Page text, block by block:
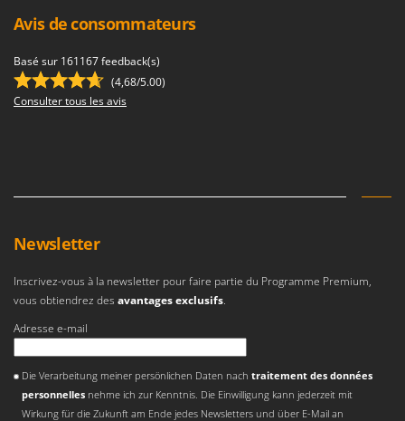
Telwin
Tenco
Tineco
Trev - Abrek - TecnoVIR
Troy-Bilt
U
Udor
Unger
V
Verdemax
Vesco
Avis de consommateurs
Basé sur 161167 feedback(s)
(4,68/5.00)
Consulter tous les avis
Newsletter
Inscrivez-vous à la newsletter pour faire partie du Programme Premium,
vous obtiendrez des avantages exclusifs.
Adresse e-mail
Die Verarbeitung meiner persönlichen Daten nach traitement des données
personnellesnehme ich zur Kenntnis. Die Einwilligung kann jederzeit mit
Wirkung für die Zukunft am Ende jedes Newsletters und über E-Mail an